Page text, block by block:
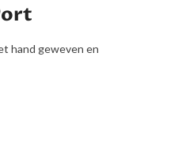
hand geweven en